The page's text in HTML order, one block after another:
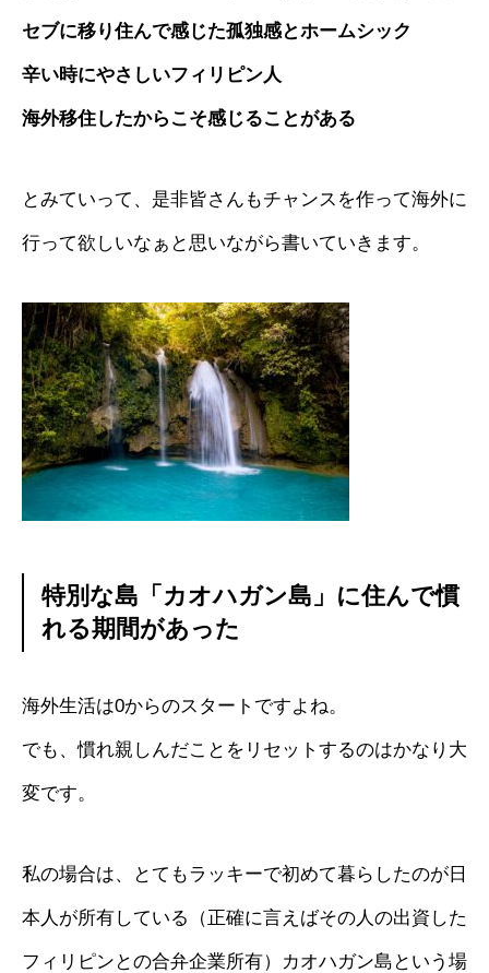
セブに移り住んで感じた孤独感とホームシック
辛い時にやさしいフィリピン人
海外移住したからこそ感じることがある
とみていって、是非皆さんもチャンスを作って海外に
行って欲しいなぁと思いながら書いていきます。
特別な島「カオハガン島」に住んで慣
れる期間があった
海外生活は0からのスタートですよね。
でも、慣れ親しんだことをリセットするのはかなり大
変です。
私の場合は、とてもラッキーで初めて暮らしたのが日
本人が所有している（正確に言えばその人の出資した
フィリピンとの合弁企業所有）カオハガン島という場